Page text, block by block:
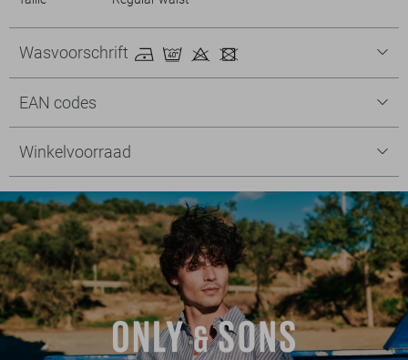
Wasvoorschrift
EAN codes
Winkelvoorraad